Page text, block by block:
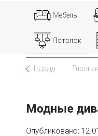
Мебель
Потолок
Назад
Модные
Опубликовано: